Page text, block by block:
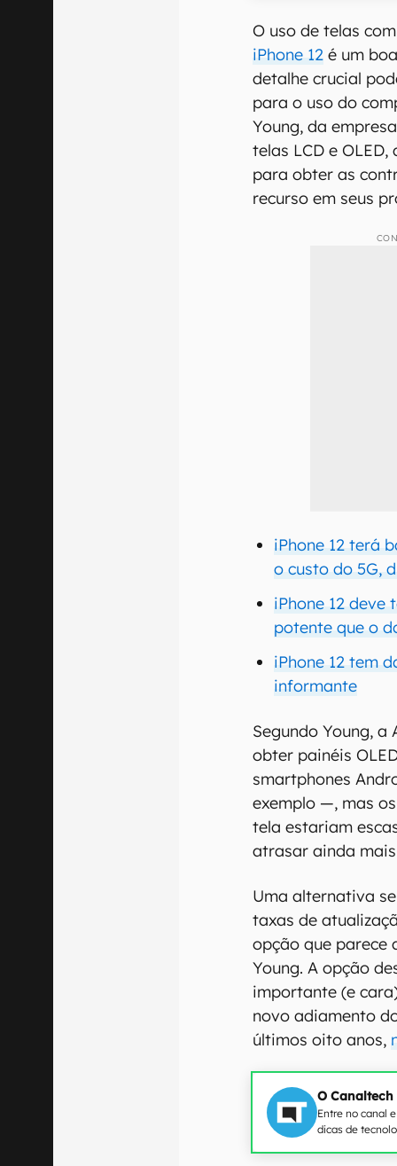
O uso de telas
iPhone 12 é um
detalhe crucial
para o uso do
Young, da
telas LCD e OLED,
para obter as
recurso em seus
iPhone 12 terá
o custo do 5G,
iPhone 12 deve
potente que o
iPhone 12 tem
informante
Segundo Young,
obter painéis
smartphones
exemplo —, mas
tela estariam
atrasar ainda
Uma alternativa
taxas de
opção que parece
Young. A opção
importante (e
novo adiamento
últimos oito anos,
O
Entre no canal
dicas de